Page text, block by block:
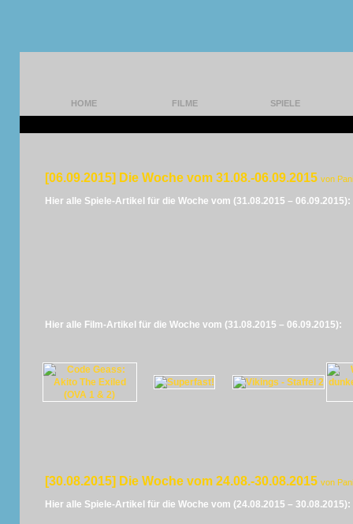
HOME FILME SPIELE
[06.09.2015] Die Woche vom 31.08.-06.09.2015 von
Hier alle Spiele-Artikel für die Woche vom (31.08.2015 – 06.09.2015):
Hier alle Film-Artikel für die Woche vom (31.08.2015 – 06.09.2015):
[30.08.2015] Die Woche vom 24.08.-30.08.2015 von
Hier alle Spiele-Artikel für die Woche vom (24.08.2015 – 30.08.2015):